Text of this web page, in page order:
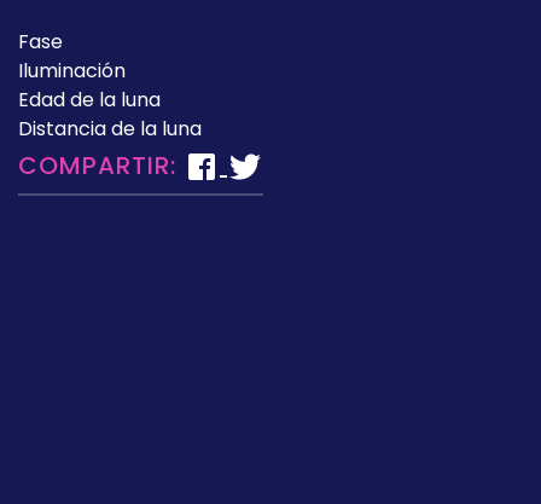
Fase
Iluminación
Edad de la luna
Distancia de la luna
COMPARTIR: